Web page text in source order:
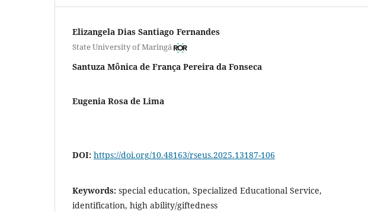
Elizangela Dias Santiago Fernandes
State University of Maringá
Santuza Mônica de França Pereira da Fonseca
Eugenia Rosa de Lima
DOI: https://doi.org/10.48163/rseus.2025.13187-106
Keywords: special education, Specialized Educational Service,
identification, high ability/giftedness